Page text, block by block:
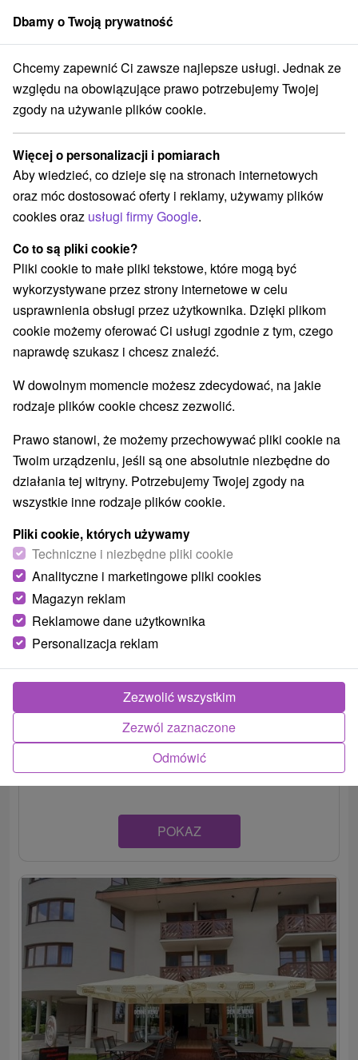
członek grupySorger
Apartmány Stredné Slovensko Žilinský kraj Bešeňová
Apartmány Bešeňová
Kategorie
Wszystkie kategorie
Hotele na Slovacji(3)
Apartmány(28) Chaty na prenájom
Penzióny (2) Priváty(5)
Wybierz lokalizację lub datę
WSZYSTKO TOP - BESTSELLERY NAJTAŃSZE
Apartmán Erika Bešeňová
Apartmán so samostatným vchodom sa nachádza v
poschodovom rodinnom dome neďaleko rieky Váh, v
POKAZ
Dbamy o Twoją prywatność
Chcemy zapewnić Ci zawsze najlepsze usługi. Jednak ze
względu na obowiązujące prawo potrzebujemy Twojej
zgody na używanie plików cookie.
Więcej o personalizacji i pomiarach
Aby wiedzieć, co dzieje się na stronach internetowych
oraz móc dostosować oferty i reklamy, używamy plików
cookies oraz usługi firmy Google.
Co to są pliki cookie?
Pliki cookie to małe pliki tekstowe, które mogą być
wykorzystywane przez strony internetowe w celu
usprawnienia obsługi przez użytkownika. Dzięki plikom
cookie możemy oferować Ci usługi zgodnie z tym, czego
naprawdę szukasz i chcesz znaleźć.
W dowolnym momencie możesz zdecydować, na jakie
rodzaje plików cookie chcesz zezwolić.
Prawo stanowi, że możemy przechowywać pliki cookie na
Twoim urządzeniu, jeśli są one absolutnie niezbędne do
działania tej witryny. Potrzebujemy Twojej zgody na
wszystkie inne rodzaje plików cookie.
Pliki cookie, których używamy
Techniczne i niezbędne pliki cookie
Analityczne i marketingowe pliki cookies
Magazyn reklam
Reklamowe dane użytkownika
Personalizacja reklam
Odmówić
Zezwól zaznaczone
Zezwolić wszystkim